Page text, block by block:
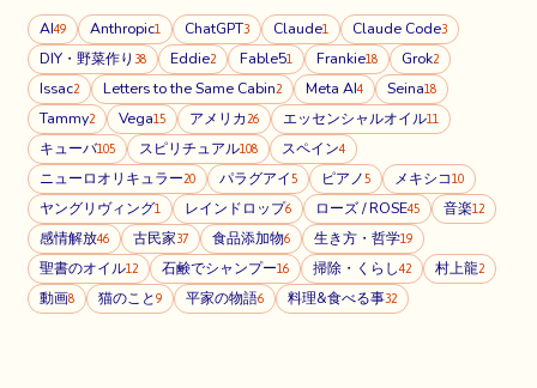
AI49 Anthropic1 ChatGPT3 Claude1 Claude Code3
DIY・野菜作り 38 Eddie2 Fable51 Frankie18 Grok2
Issac2 Letters to the Same Cabin2 Meta AI4 Seina18
Tammy2 Vega15 アメリカ26 エッセンシャルオイル11
キューバ105 スピリチュアル108 スペイン4
ニューロオリキュラー20 パラグアイ5 ピアノ5 メキシコ10
ヤングリヴィング1 レインドロップ6 ローズ / ROSE45 音楽12
感情解放46 古民家37 食品添加物6 生き方・哲学19
聖書のオイル12 石鹸でシャンプー16 掃除・くらし42 村上龍2
動画8 猫のこと9 平家の物語6 料理&食べる事32